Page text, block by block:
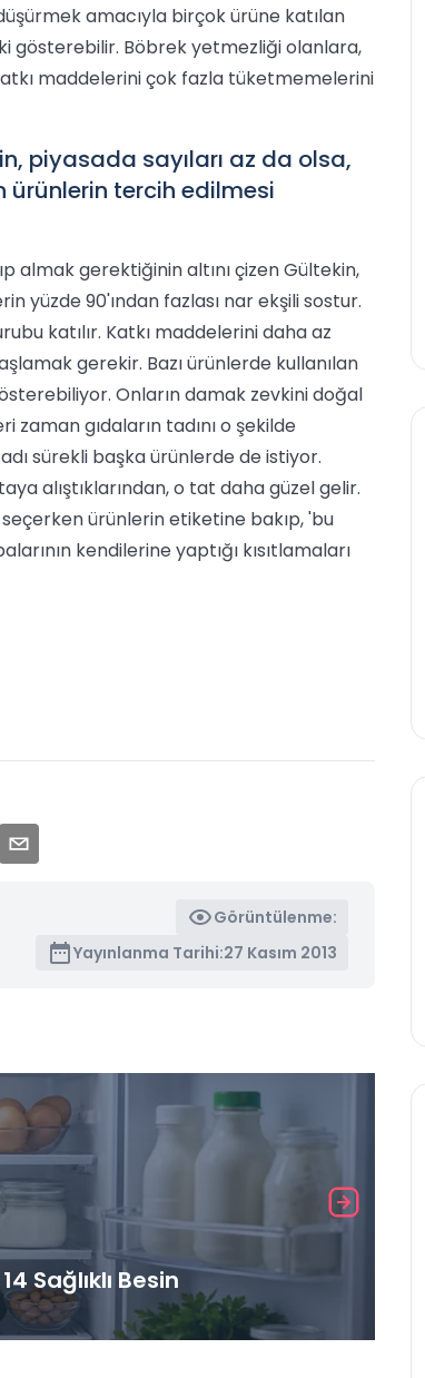
amacıyla birçok ürüne katılan
gösterebilir. Böbrek yetmezliği olanlara,
maddelerini çok fazla tüketmemelerini
piyasada sayıları az da olsa,
tercih edilmesi
almak gerektiğinin altını çizen Gültekin,
yüzde 90'ından fazlası nar ekşili sostur.
katılır. Katkı maddelerini daha az
gerekir. Bazı ürünlerde kullanılan
Onların damak zevkini doğal
zaman gıdaların tadını o şekilde
sürekli başka ürünlerde de istiyor.
alıştıklarından, o tat daha güzel gelir.
ürünlerin etiketine bakıp, 'bu
kendilerine yaptığı kısıtlamaları
Görüntülenme:
Yayınlanma Tarihi:27 Kasım 2013
Sağlıklı Besin